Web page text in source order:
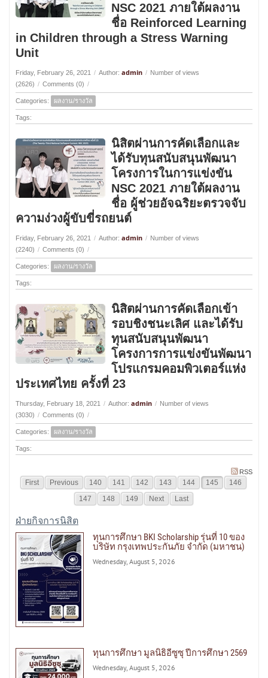
NSC 2021 ภายใต้ผลงาน
ชื่อ Reinforced Learning
in Children through a Stress Warning
Unit
Friday, February 26, 2021 / Author: admin / Number of views
(2626) / Comments (0) /
Categories: ผลงาน/รางวัล
Tags:
นิสิตผ่านการคัดเลือกและ
ได้รับทุนสนับสนุนพัฒนา
โครงการในการแข่งขัน
NSC 2021 ภายใต้ผลงาน
ชื่อ ผู้ช่วยอัจฉริยะตรวจจับ
ความง่วงผู้ขับขี่รถยนต์
Friday, February 26, 2021 / Author: admin / Number of views
(2240) / Comments (0) /
Categories: ผลงาน/รางวัล
Tags:
นิสิตผ่านการคัดเลือกเข้า
รอบชิงชนะเลิศ และได้รับ
ทุนสนับสนุนพัฒนา
โครงการการแข่งขันพัฒนา
โปรแกรมคอมพิวเตอร์แห่ง
ประเทศไทย ครั้งที่ 23
Thursday, February 18, 2021 / Author: admin / Number of views
(3030) / Comments (0) /
Categories: ผลงาน/รางวัล
Tags:
RSS
First Previous 140 141 142 143 144 145
146
147
148 149 Next Last
ฝ่ายกิจการนิสิต
ทุนการศึกษา BKI Scholarship รุ่นที่ 10 ของ
บริษัท กรุงเทพประกันภัย จำกัด (มหาชน)
Wednesday, August 5, 2026
ทุนการศึกษา มูลนิธิอีซูซุ ปีการศึกษา 2569
Wednesday, August 5, 2026